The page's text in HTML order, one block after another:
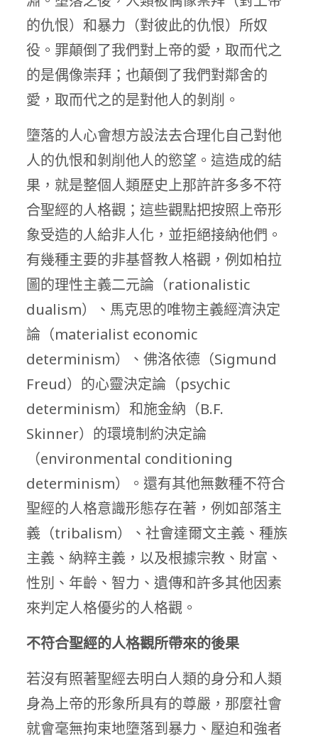
的仇恨）和暴力（對彼此的仇恨）所奴
役。罪顛倒了我們對上帝的愛，取而代之
的是偶像崇拜；也顛倒了我們對鄰舍的
愛，取而代之的是對他人的剝削。
墮落的人心會想方設法去合理化自己對他
人的仇恨和剝削他人的慾望。這造成的結
果，就是整個人類歷史上那許許多多不符
合聖經的人格觀；這些觀點把按照上帝形
象受造的人給非人化，並拒絕接納他們。
有幾種主要的非基督教人格觀，例如柏拉
圖的理性主義二元論（rationalistic
dualism）、馬克思的唯物主義經濟決定
論（materialist economic
determinism）、佛洛依德（Sigmund
Freud）的心靈決定論（psychic
determinism）和施金納（B.F.
Skinner）的環境制約決定論
（environmental conditioning
determinism）。還有其他無數種不符合
聖經的人格意識形態存在著，例如部落主
義（tribalism）、社會達爾文主義、種族
主義、納粹主義，以及根據宗教、財富、
性別、年齡、智力、遺傳和許多其他因素
來判定人格優劣的人格觀。
不符合聖經的人格觀所帶來的後果
若沒有照著聖經去明白人類的身分和人類
身為上帝的形象所具有的尊嚴，那麼社會
就會毫無拘束地墮落到暴力、壓迫和強者